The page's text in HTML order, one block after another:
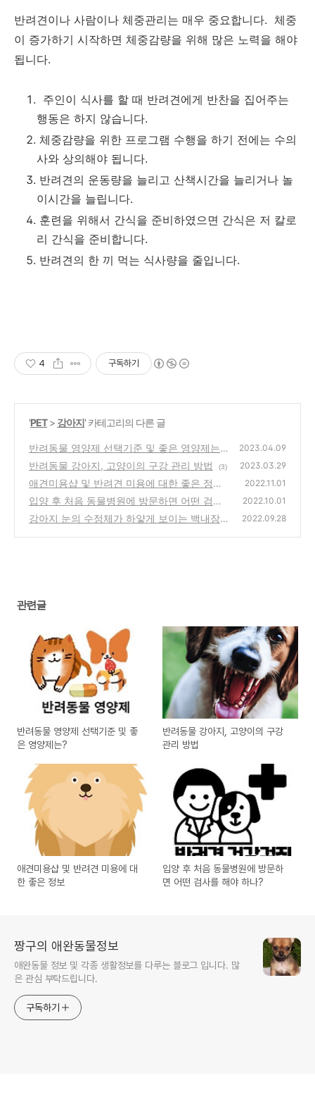
반려견이나 사람이나 체중관리는 매우 중요합니다. 체중
이 증가하기 시작하면 체중감량을 위해 많은 노력을 해야
됩니다.
주인이 식사를 할 때 반려견에게 반찬을 집어주는
행동은 하지 않습니다.
체중감량을 위한 프로그램 수행을 하기 전에는 수의
사와 상의해야 됩니다.
반려견의 운동량을 늘리고 산책시간을 늘리거나 놀
이시간을 늘립니다.
훈련을 위해서 간식을 준비하였으면 간식은 저 칼로
리 간식을 준비합니다.
반려견의 한 끼 먹는 식사량을 줄입니다.
4 구독하기
'PET> 강아지' 카테고리의 다른 글
반려동물 영양제 선택기준 및 좋은 영양제는?
(0)
2023.04.09
반려동물 강아지, 고양이의 구강 관리 방법 (3) 2023.03.29
애견미용샵 및 반려견 미용에 대한 좋은 정보
(0)
2022.11.01
입양 후 처음 동물병원에 방문하면 어떤 검사
를 해야 하나?
(0)
2022.10.01
강아지 눈의 수정체가 하얗게 보이는 백내장이
2022.09.28
관련글
반려동물 영양제 선택기준 및 좋
은 영양제는?
반려동물 강아지, 고양이의 구강
관리 방법
애견미용샵 및 반려견 미용에 대
한 좋은 정보
입양 후 처음 동물병원에 방문하
면 어떤 검사를 해야 하나?
짱구의 애완동물정보
애완동물 정보 및 각종 생활정보를 다루는 블로그 입니다. 많
은 관심 부탁드립니다.
구독하기